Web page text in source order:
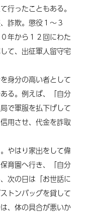
行ったこともある。
詐欺。懲役１～３
年から１２回にわた
て、出征軍人留守宅
身分の高い者として
る。例えば、「自分
で軍服を払下げして
用させ、代金を詐取
やはり家出をして偉
育園へ行き、「自分
次の日は「お世話に
トンバッグを貸して
、体の具合が悪いか